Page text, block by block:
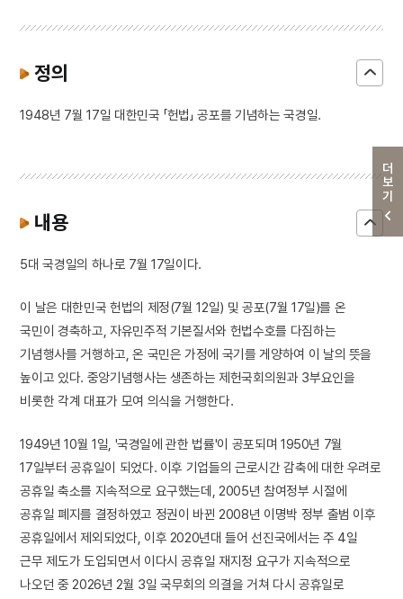
더보기
정의
1948년 7월 17일 대한민국 「헌법」 공포를 기념하는 국경일.
내용
5대 국경일의 하나로 7월 17일이다.
이 날은 대한민국 헌법의 제정(7월 12일) 및 공포(7월 17일)를 온
국민이 경축하고, 자유민주적 기본질서와 헌법수호를 다짐하는
기념행사를 거행하고, 온 국민은 가정에 국기를 게양하여 이 날의 뜻을
높이고 있다. 중앙기념행사는 생존하는 제헌국회의원과 3부요인을
비롯한 각계 대표가 모여 의식을 거행한다.
1949년 10월 1일, '국경일에 관한 법률'이 공포되며 1950년 7월
17일부터 공휴일이 되었다. 이후 기업들의 근로시간 감축에 대한 우려로
공휴일 축소를 지속적으로 요구했는데, 2005년 참여정부 시절에
공휴일 폐지를 결정하였고 정권이 바뀐 2008년 이명박 정부 출범 이후
공휴일에서 제외되었다, 이후 2020년대 들어 선진국에서는 주 4일
근무 제도가 도입되면서 이다시 공휴일 재지정 요구가 지속적으로
나오던 중 2026년 2월 3일 국무회의 의결을 거쳐 다시 공휴일로